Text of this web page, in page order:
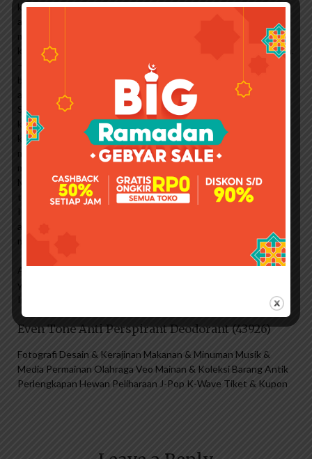
kewanitaan. Mudah digunakan: cukup campurkan dengan air,
aplikasikan dan bilas. Bahan: – Asam Laktat – Membantu
menjaga keseimbangan pH untuk melindungi dan mencegah
keberadaan dan perkembangan mikroflora yang tidak diinginkan.
– Bahan prebiotik – mendukung perkembangan mikroflora yang
baik pada area kewanitaan, sekaligus menjaga perlindungan
alami kulit. PILIHAN: 1. Feminelle Aloe Vera & Mallow Intimate
Soothing Gel – Ekstrak Lidah Buaya – Dikenal dengan
kandungan kelembapannya yang tinggi, membantu melindungi
kulit dari rasa tidak nyaman; membantu menjaga dan
menenangkan kondisi kulit; kaya protein dan mineral untuk
melindungi dari kerusakan; menjaga kesehatan kulit. – Ekstrak
Mallow – menenangkan kulit; menyeimbangkan sensasi yang
tidak menyenangkan; Memiliki sifat pembersihan. 2. Pelindung
antioksidan untuk membantu melindungi, mengondisikan,
menutrisi, dan melindungi kulit.
Anda dapat melakukan pemesanan melalui SHOPEE Delivery
yaitu melalui JNT, Antaraja, Lion Parcel, Grab Instant, Gojek
Even Tone Anti Perspirant Deodorant (43926)
Fotografi Desain & Kerajinan Makanan & Minuman Musik &
Media Permainan Olahraga Veo Mainan & Koleksi Barang Antik
Perlengkapan Hewan Peliharaan J-Pop K-Wave Tiket & Kupon